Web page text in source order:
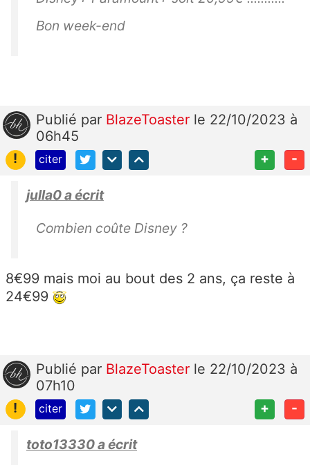
Bon week-end
Publié par BlazeToaster le 22/10/2023 à
06h45
!
citer + -
julla0 a écrit
Combien coûte Disney ?
8€99 mais moi au bout des 2 ans, ça reste à
24€99
Publié par BlazeToaster le 22/10/2023 à
07h10
!
citer + -
toto13330 a écrit